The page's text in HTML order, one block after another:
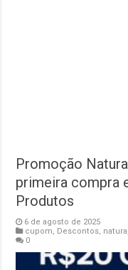
Promoção
primeira compra
Produtos
6 de agosto de 2025
cupom, Descontos, natura
0